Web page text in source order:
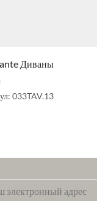
Диваны
033TAV.13